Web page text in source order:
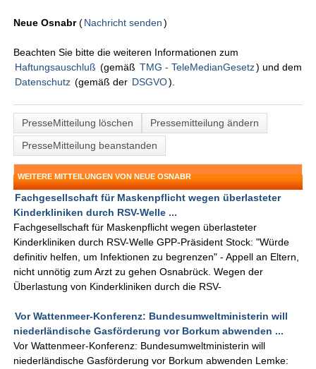
Neue Osnabr(Nachricht senden )
Beachten Sie bitte die weiteren Informationen zum
Haftungsauschluß (gemäß TMG - TeleMedianGesetz) und dem
Datenschutz (gemäß der DSGVO).
PresseMitteilung löschen
Pressemitteilung ändern
PresseMitteilung beanstanden
WEITERE MITTEILUNGEN VON NEUE OSNABR
Fachgesellschaft für Maskenpflicht wegen überlasteter
Kinderkliniken durch RSV-Welle ...
Fachgesellschaft für Maskenpflicht wegen überlasteter
Kinderkliniken durch RSV-Welle GPP-Präsident Stock: "Würde
definitiv helfen, um Infektionen zu begrenzen" - Appell an Eltern,
nicht unnötig zum Arzt zu gehen Osnabrück. Wegen der
Überlastung von Kinderkliniken durch die RSV-
Vor Wattenmeer-Konferenz: Bundesumweltministerin will
niederländische Gasförderung vor Borkum abwenden ...
Vor Wattenmeer-Konferenz: Bundesumweltministerin will
niederländische Gasförderung vor Borkum abwenden Lemke: